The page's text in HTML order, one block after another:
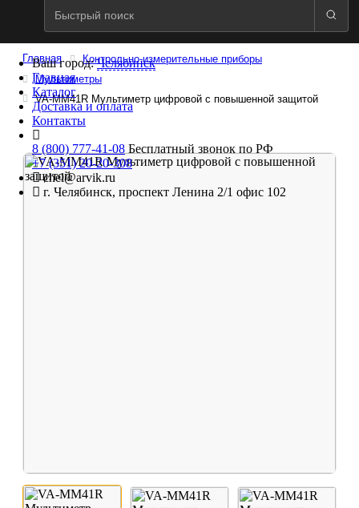
Ваш город:Челябинск
Главная
Каталог
Доставка и оплата
Контакты
8 (800) 777-41-08 Бесплатный звонок по РФ
+7 (351) 20-20-308
chel@arvik.ru
г. Челябинск, проспект Ленина 2/1 офис 102
Главная
Контрольно-измерительные приборы
Мультиметры
VA-ММ41R Мультиметр цифровой с повышенной защитой